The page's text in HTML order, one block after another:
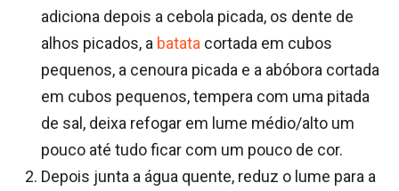
adiciona depois a cebola picada, os dente de
alhos picados, a batata cortada em cubos
pequenos, a cenoura picada e a abóbora cortada
em cubos pequenos, tempera com uma pitada
de sal, deixa refogar em lume médio/alto um
pouco até tudo ficar com um pouco de cor.
Depois junta a água quente, reduz o lume para a